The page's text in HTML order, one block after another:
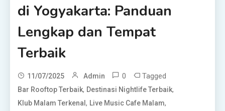
di Yogyakarta: Panduan
Lengkap dan Tempat
Terbaik
11/07/2025 Admin 0 Tagged
Bar Rooftop Terbaik, Destinasi Nightlife Terbaik,
Klub Malam Terkenal, Live Music Cafe Malam,